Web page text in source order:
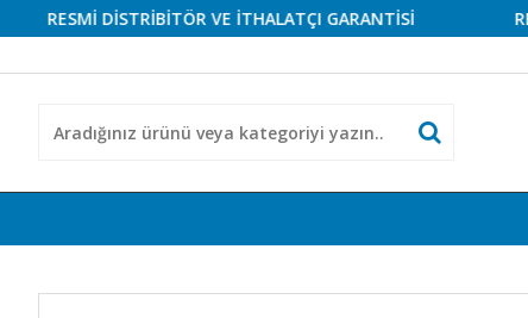
DİSTRİBİTÖR VE İTHALATÇI GARANTİSİ